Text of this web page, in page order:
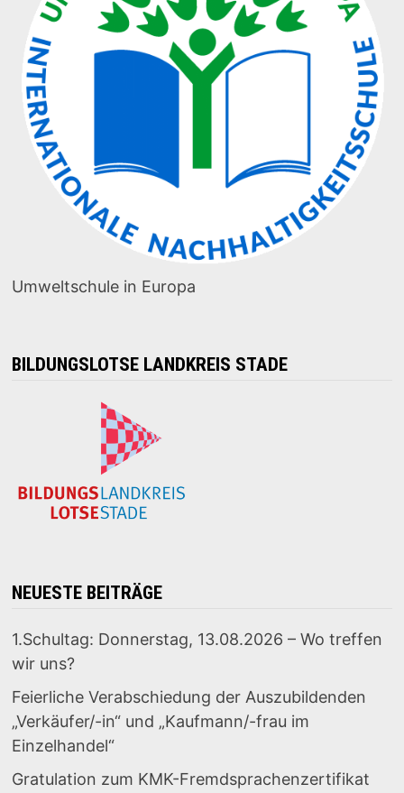
Umweltschule in Europa
BILDUNGSLOTSE LANDKREIS STADE
NEUESTE BEITRÄGE
1.Schultag: Donnerstag, 13.08.2026 – Wo treffen
wir uns?
Feierliche Verabschiedung der Auszubildenden
„Verkäufer/-in“ und „Kaufmann/-frau im
Einzelhandel“
Gratulation zum KMK-Fremdsprachenzertifikat